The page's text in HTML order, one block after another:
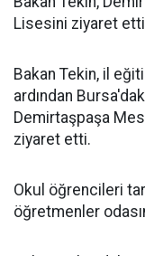
Lisesini ziyaret etti
Bakan Tekin, il
ardından
Demirtaşpaşa
ziyaret etti.
Okul öğrencileri
öğretmenler